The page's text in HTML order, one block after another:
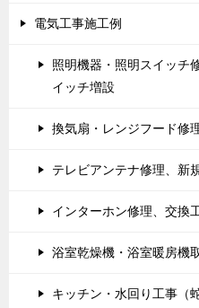
電気工事施工例
照明機器・照明スイッチ
イッチ増設
換気扇・レンジフード修
テレビアンテナ修理、新
インターホン修理、交換
浴室乾燥機・浴室暖房機
キッチン・水回り工事（